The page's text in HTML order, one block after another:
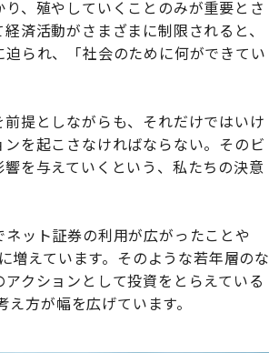
、殖やしていくことのみが重要とさ
済活動がさまざまに制限されると、
られ、「社会のために何ができてい
提としながらも、それだけではいけ
を起こさなければならない。そのビ
を与えていくという、私たちの決意
ット証券の利用が広がったことや
増えています。そのような若年層のな
クションとして投資をとらえている
方が幅を広げています。